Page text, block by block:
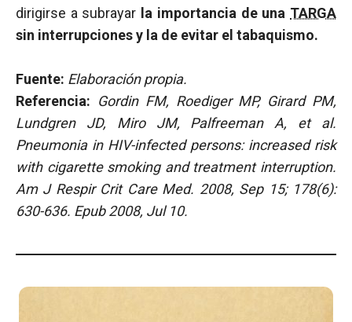
dirigirse a subrayar la importancia de una TARGA
sin interrupciones y la de evitar el tabaquismo.
Fuente: Elaboración propia.
Referencia: Gordin FM, Roediger MP, Girard PM,
Lundgren JD, Miro JM, Palfreeman A, et al.
Pneumonia in HIV-infected persons: increased risk
with cigarette smoking and treatment interruption.
Am J Respir Crit Care Med. 2008, Sep 15; 178(6):
630-636. Epub 2008, Jul 10.